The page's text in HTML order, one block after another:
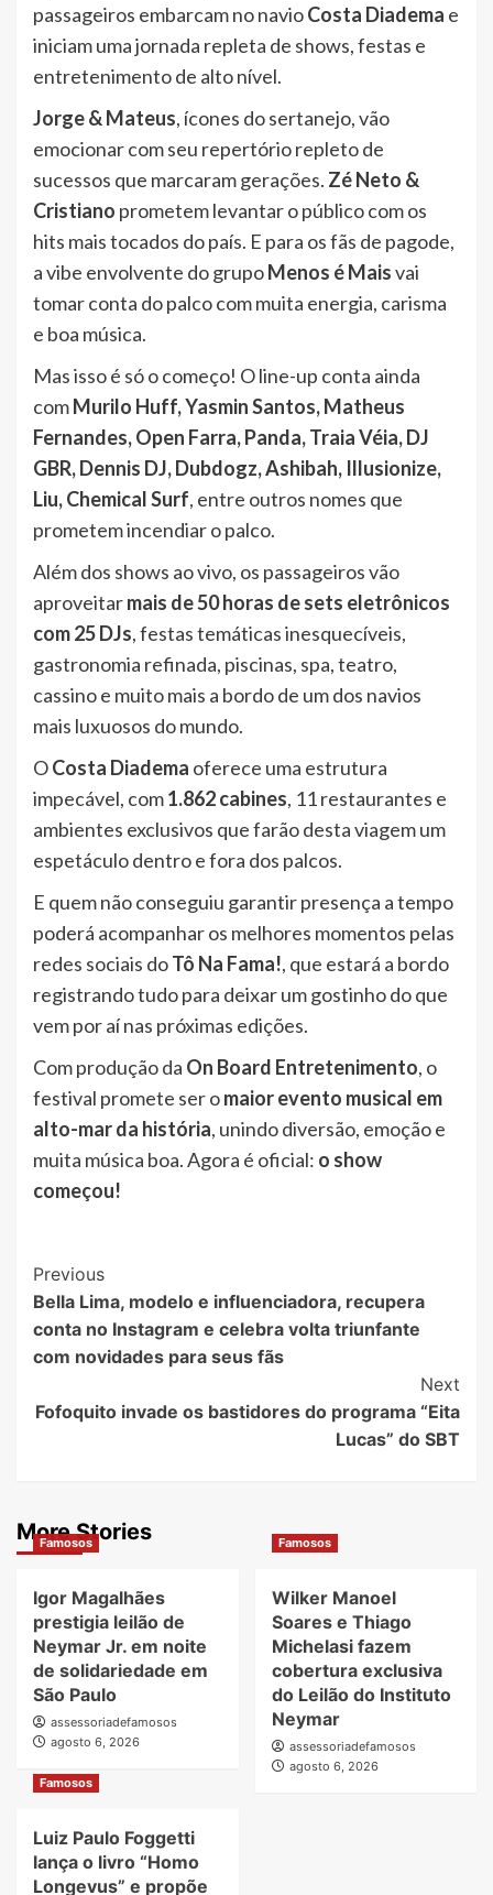
passageiros embarcam no navioCosta Diadema e
iniciam uma jornada repleta de shows, festas e
entretenimento de alto nível.
Jorge & Mateus, ícones do sertanejo, vão
emocionar com seu repertório repleto de
sucessos que marcaram gerações. Zé Neto &
Cristiano prometem levantar o público com os
hits mais tocados do país. E para os fãs de pagode,
a vibe envolvente do grupoMenos é Maisvai
tomar conta do palco com muita energia, carisma
e boa música.
Mas isso é só o começo! O line-up conta ainda
comMurilo Huff, Yasmin Santos, Matheus
Fernandes, Open Farra, Panda, Traia Véia, DJ
GBR, Dennis DJ, Dubdogz, Ashibah, Illusionize,
Liu, Chemical Surf, entre outros nomes que
prometem incendiar o palco.
Além dos shows ao vivo, os passageiros vão
aproveitarmais de 50 horas de sets eletrônicos
com 25 DJs, festas temáticas inesquecíveis,
gastronomia refinada, piscinas, spa, teatro,
cassino e muito mais a bordo de um dos navios
mais luxuosos do mundo.
OCosta Diadema oferece uma estrutura
impecável, com1.862 cabines, 11 restaurantes e
ambientes exclusivos que farão desta viagem um
espetáculo dentro e fora dos palcos.
E quem não conseguiu garantir presença a tempo
poderá acompanhar os melhores momentos pelas
redes sociais doTô Na Fama!, que estará a bordo
registrando tudo para deixar um gostinho do que
vem por aí nas próximas edições.
Com produção da On Board Entretenimento, o
festival promete ser omaior evento musical em
alto-mar da história, unindo diversão, emoção e
muita música boa. Agora é oficial: o show
começou!
Post
Navigation
Previous
Bella Lima, modelo e influenciadora, recupera
conta no Instagram e celebra volta triunfante
com novidades para seus fãs
Next
Fofoquito invade os bastidores do programa “Eita
Lucas” do SBT
More Stories
Famosos
Igor Magalhães
prestigia leilão de
Neymar Jr. em noite
de solidariedade em
São Paulo
assessoriadefamosos
agosto 6, 2026
Famosos
Wilker Manoel
Soares e Thiago
Michelasi fazem
cobertura exclusiva
do Leilão do Instituto
Neymar
assessoriadefamosos
agosto 6, 2026
Famosos
Luiz Paulo Foggetti
lança o livro “Homo
Longevus” e propõe